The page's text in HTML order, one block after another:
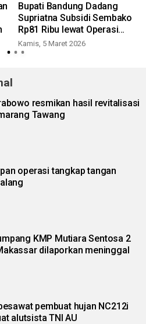
Bupati Bandung Dadang
Supriatna Subsidi Sembako
Rp81 Ribu lewat Operasi
Pasar Murah
Kamis, 5 Maret 2026
resmikan hasil revitalisasi
Tawang
operasi tangkap tangan
KMP Mutiara Sentosa 2
dilaporkan meninggal
pembuat hujan NC212i
alutsista TNI AU